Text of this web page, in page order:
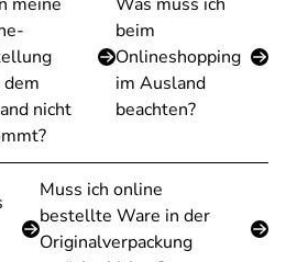
dem
nicht
beim
Onlineshopping
im Ausland
beachten?
Muss ich online
bestellte Ware in der
Originalverpackung